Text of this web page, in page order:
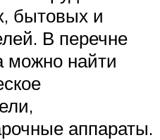
бытовых и
В перечне
можно найти
аппараты.